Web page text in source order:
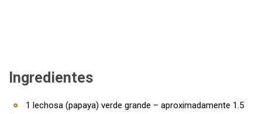
Ingredientes
1 lechosa (papaya) verde grande – aproximadamente 1.5